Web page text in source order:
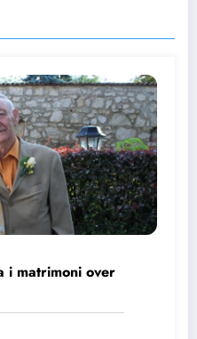
i matrimoni over